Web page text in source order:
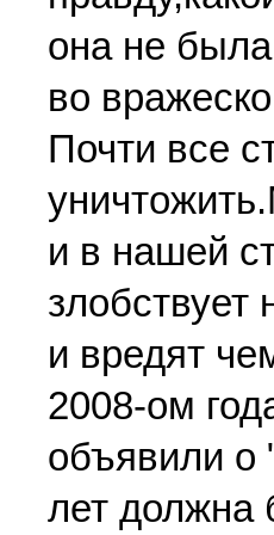
она не
во
Почти все
и в нашей
злобствует
и вредят
2008-ом
объявили о
лет должна